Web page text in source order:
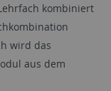
kombiniert
wird das
aus dem